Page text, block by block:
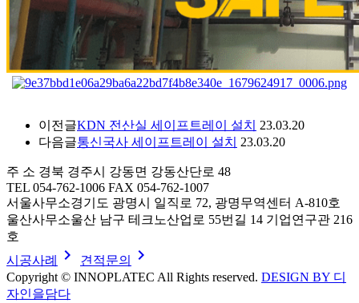
이전글KDN 전산실 세이프트레이 설치
23.03.20
다음글통신국사 세이프트레이 설치 23.03.20
주 소 경북 경주시 강동면 강동산단로 48
TEL 054-762-1006 FAX 054-762-1007
서울사무소경기도 광명시 일직로 72, 광명무역센터 A-810호
울산사무소울산 남구 테크노산업로 55번길 14 기업연구관 216
호
시공사례
navigate_next 견적문의 navigate_next
Copyright © INNOPLATEC All Rights reserved. DESIGN BY 디
자인을담다